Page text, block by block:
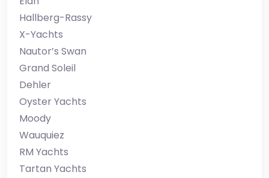
Hallberg-Rassy
X-Yachts
Nautor’s Swan
Grand Soleil
Dehler
Oyster Yachts
Moody
Wauquiez
RM Yachts
Tartan Yachts